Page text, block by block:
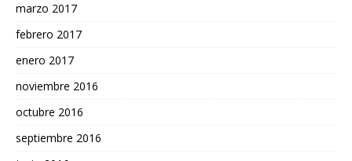
marzo 2017
febrero 2017
enero 2017
noviembre 2016
octubre 2016
septiembre 2016